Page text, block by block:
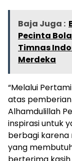
Baja Juga :
Pecinta
Timnas
Merdeka
“Melalui
atas
Alhamdulillah
inspirasi untuk
berbagi
yang